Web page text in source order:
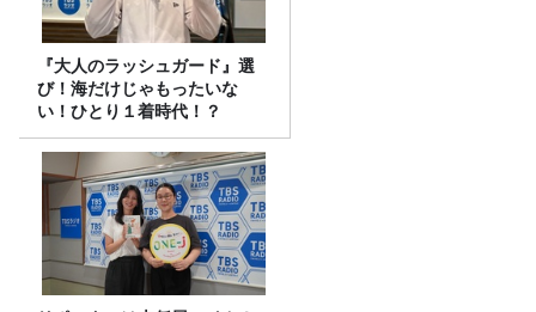
『大人のラッシュガード』選
び！海だけじゃもったいな
い！ひとり１着時代！？